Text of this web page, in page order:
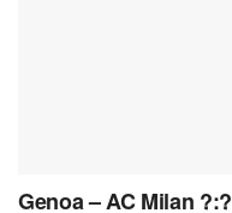
Genoa – AC Milan ?:?